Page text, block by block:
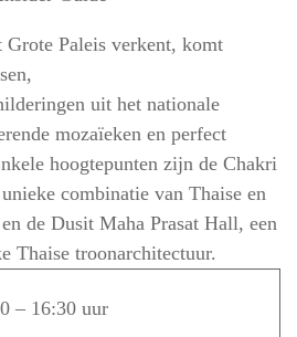
Paleis verkent, komt
uit het nationale
mozaïeken en perfect
hoogtepunten zijn de Chakri
combinatie van Thaise en
de Dusit Maha Prasat Hall, een
Thaise troonarchitectuur.
– 16:30 uur